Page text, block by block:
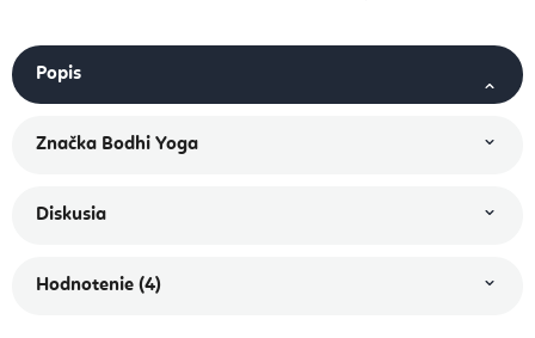
Popis
Značka Bodhi Yoga
Diskusia
Hodnotenie (4)